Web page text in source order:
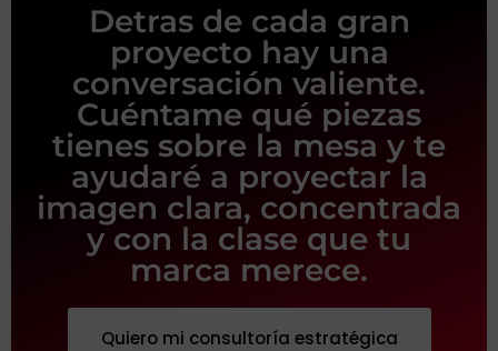
Detras de cada gran
proyecto hay una
conversación valiente.
Cuéntame qué piezas
tienes sobre la mesa y te
ayudaré a proyectar la
imagen clara, concentrada
y con la clase que tu
marca merece.
Quiero mi consultoría estratégica